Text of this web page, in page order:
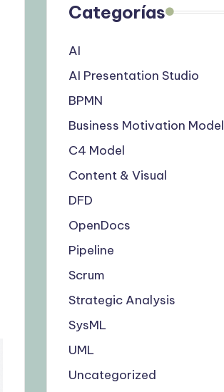
Categorías
AI
AI Presentation Studio
BPMN
Business Motivation Model
C4 Model
Content & Visual
DFD
OpenDocs
Pipeline
Scrum
Strategic Analysis
SysML
UML
Uncategorized